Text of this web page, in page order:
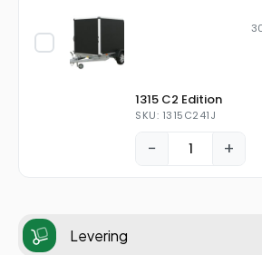
1315 C2 Edition
SKU: 1315C241J
− +
Levering